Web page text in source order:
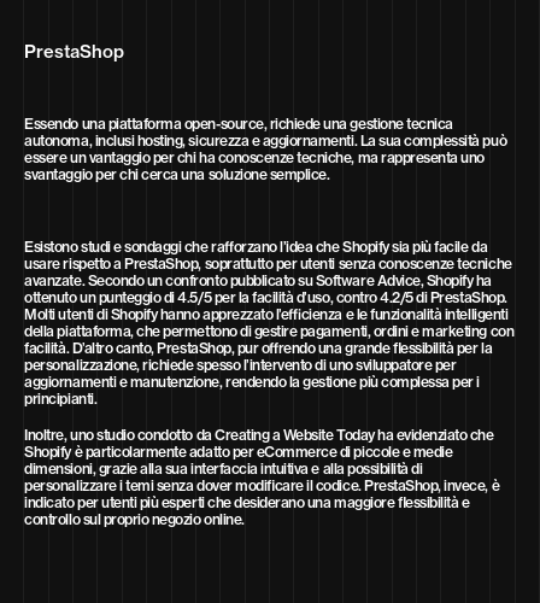
PrestaShop
Essendo una piattaforma open-source, richiede una gestione tecnica
autonoma, inclusi hosting, sicurezza e aggiornamenti. La sua complessità può
essere un vantaggio per chi ha conoscenze tecniche, ma rappresenta uno
svantaggio per chi cerca una soluzione semplice.
Esistono studi e sondaggi che rafforzano l’idea che Shopify sia più facile da
usare rispetto a PrestaShop, soprattutto per utenti senza conoscenze tecniche
avanzate. Secondo un confronto pubblicato su Software Advice, Shopify ha
ottenuto un punteggio di 4.5/5 per la facilità d’uso, contro 4.2/5 di PrestaShop.
Molti utenti di Shopify hanno apprezzato l’efficienza e le funzionalità intelligenti
della piattaforma, che permettono di gestire pagamenti, ordini e marketing con
facilità. D’altro canto, PrestaShop, pur offrendo una grande flessibilità per la
personalizzazione, richiede spesso l’intervento di uno sviluppatore per
aggiornamenti e manutenzione, rendendo la gestione più complessa per i
principianti.
Inoltre, uno studio condotto da Creating a Website Today ha evidenziato che
Shopify è particolarmente adatto per eCommerce di piccole e medie
dimensioni, grazie alla sua interfaccia intuitiva e alla possibilità di
personalizzare i temi senza dover modificare il codice. PrestaShop, invece, è
indicato per utenti più esperti che desiderano una maggiore flessibilità e
controllo sul proprio negozio online.